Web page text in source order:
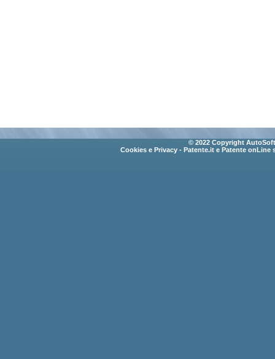
© 2022 Copyright
Cookies e Privacy - Patente.it e Patente onLine